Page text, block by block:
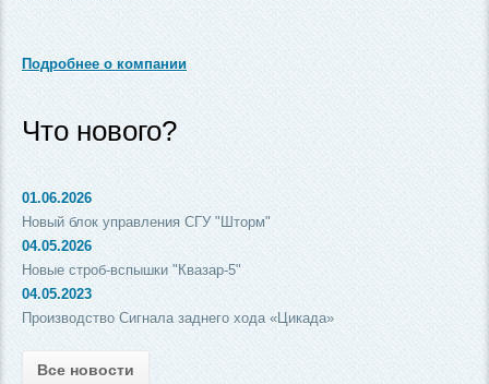
Подробнее о компании
Что нового?
01.06.2026
Новый блок управления СГУ "Шторм"
04.05.2026
Новые строб-вспышки "Квазар-5"
04.05.2023
Производство Сигнала заднего хода «Цикада»
Все новости